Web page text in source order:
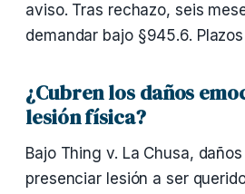
aviso. Tras rechazo, seis
demandar bajo §945.6.
¿Cubren los daños
lesión física?
Bajo Thing v. La Chusa,
presenciar lesión a ser